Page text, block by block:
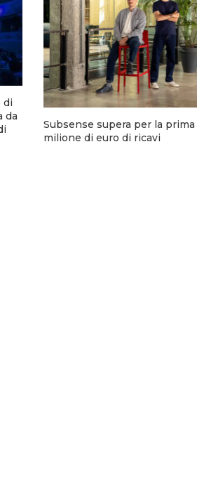
di
da
Subsense supera per la
milione di euro di ricavi